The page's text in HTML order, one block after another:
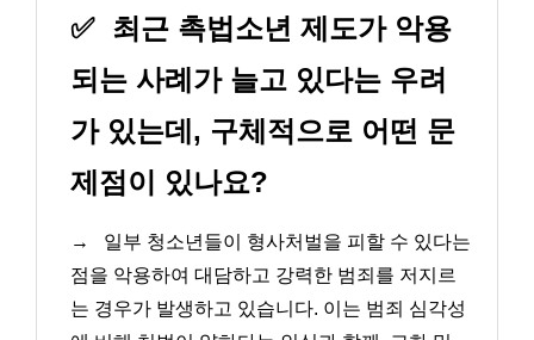
✅ 최근 촉법소년 제도가 악용
되는 사례가 늘고 있다는 우려
가 있는데, 구체적으로 어떤 문
제점이 있나요?
→
일부 청소년들이 형사처벌을 피할 수 있다는
점을 악용하여 대담하고 강력한 범죄를 저지르
는 경우가 발생하고 있습니다. 이는 범죄 심각성